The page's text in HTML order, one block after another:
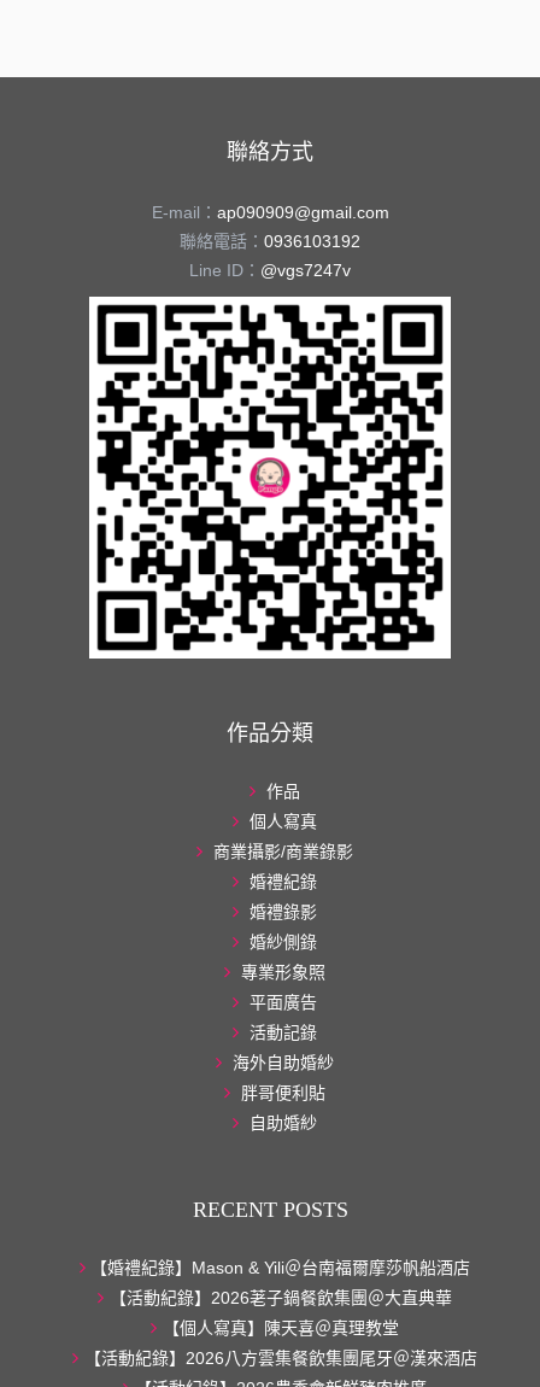
聯絡方式
E-mail： ap090909@gmail.com
聯絡電話： 0936103192
Line ID： @vgs7247v
作品分類
作品
個人寫真
商業攝影/商業錄影
婚禮紀錄
婚禮錄影
婚紗側錄
專業形象照
平面廣告
活動記錄
海外自助婚紗
胖哥便利貼
自助婚紗
RECENT POSTS
【婚禮紀錄】Mason & Yili＠台南福爾摩莎帆船酒店
【活動紀錄】2026荖子鍋餐飲集團＠大直典華
【個人寫真】陳天喜＠真理教堂
【活動紀錄】2026八方雲集餐飲集團尾牙＠漢來酒店